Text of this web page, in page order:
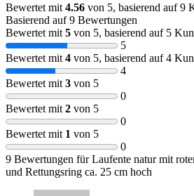
Bewertet mit 4.56 von 5, basierend auf9
Basierend auf 9 Bewertungen
Bewertet mit 5 von 5, basierend auf 5
5
Bewertet mit 4 von 5, basierend auf4
4
Bewertet mit 3 von 5
0
Bewertet mit 2 von 5
0
Bewertet mit 1 von 5
0
9 Bewertungen fürLaufente natur mit
und Rettungsring ca. 25 cm hoch